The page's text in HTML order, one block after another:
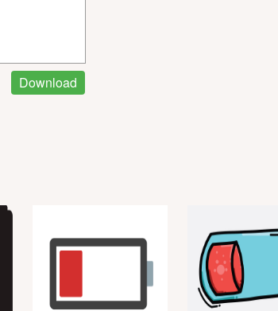
Download